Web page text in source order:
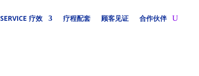
SERVICE 疗效 疗程配套 顾客见证 合作伙伴